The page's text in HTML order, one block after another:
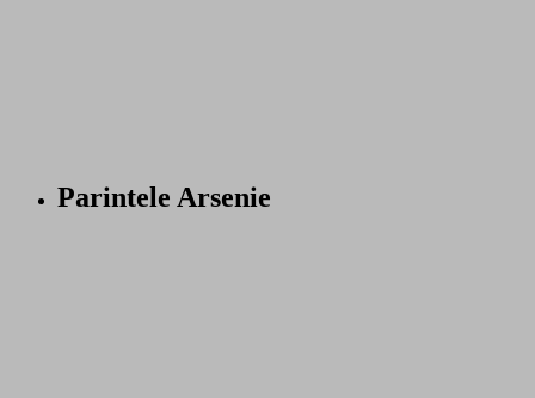
Parintele Arsenie